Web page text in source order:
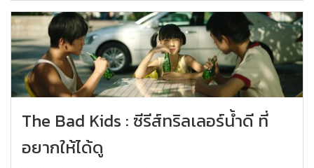
The Bad Kids : ซีรีส์ทริลเลอร์น้ำดี ที่
อยากให้ได้ดู